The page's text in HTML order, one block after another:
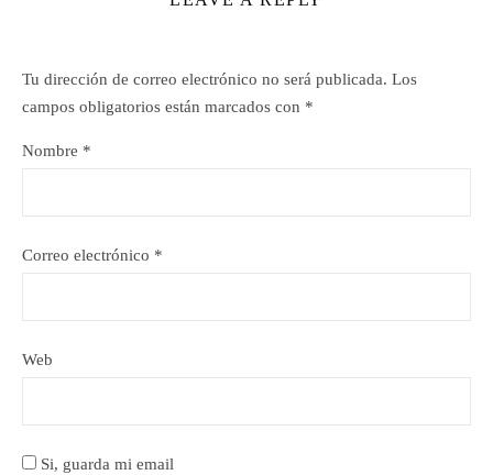
Tu dirección de correo electrónico no será publicada. Los
campos obligatorios están marcados con *
Nombre *
Correo electrónico *
Web
Si, guarda mi email